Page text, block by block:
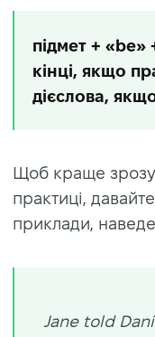
підмет + «be»
кінці, якщо
дієслова,
Щоб краще
практиці,
приклади,
Jane told